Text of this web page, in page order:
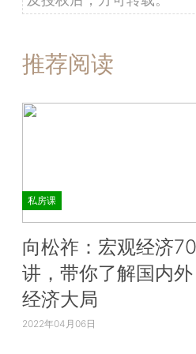
推荐阅读
私房课
向松祚：宏观经济70
讲，带你了解国内外
经济大局
2022年04月06日